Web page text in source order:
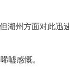
湖州方面对此迅
嘘感慨。